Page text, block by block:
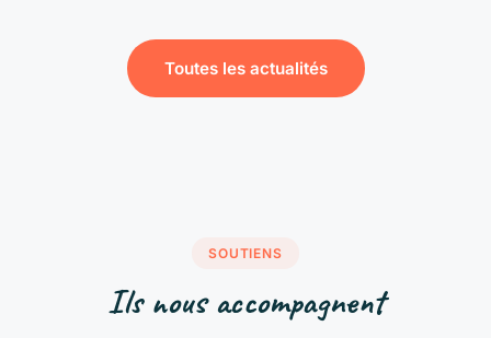
Toutes les actualités
SOUTIENS
Ils nous accompagnent